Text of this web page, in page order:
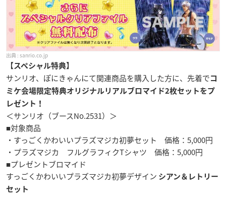
sanrio.co.jp
【スペシャル特典】
サンリオ、ぽにきゃんにて関連商品を購入した方に、先着で コ
ミケ会場限定特典オリジナルリアルブロマイド2枚セットをプ
レゼント！
＜サンリオ（ブースNo.2531）＞
■対象商品
・すっごくかわいいプラズマジカ初夢セット 価格：5,000円
・プラズマジカ フルグラフィクTシャツ 価格：5,000円
■プレゼントブロマイド
すっごくかわいいプラズマジカ初夢デザイン シアン＆レトリー
セット